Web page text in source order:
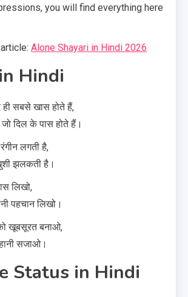
you will find everything here
Alone Shayari in Hindi 2026
Hindi
सबसे खास होते हैं,
दिल के पास होते हैं।
लगती है,
झलकती है।
लिखो,
पहचान लिखो।
खूबसूरत बनाओ,
सजाओ।
Status in Hindi